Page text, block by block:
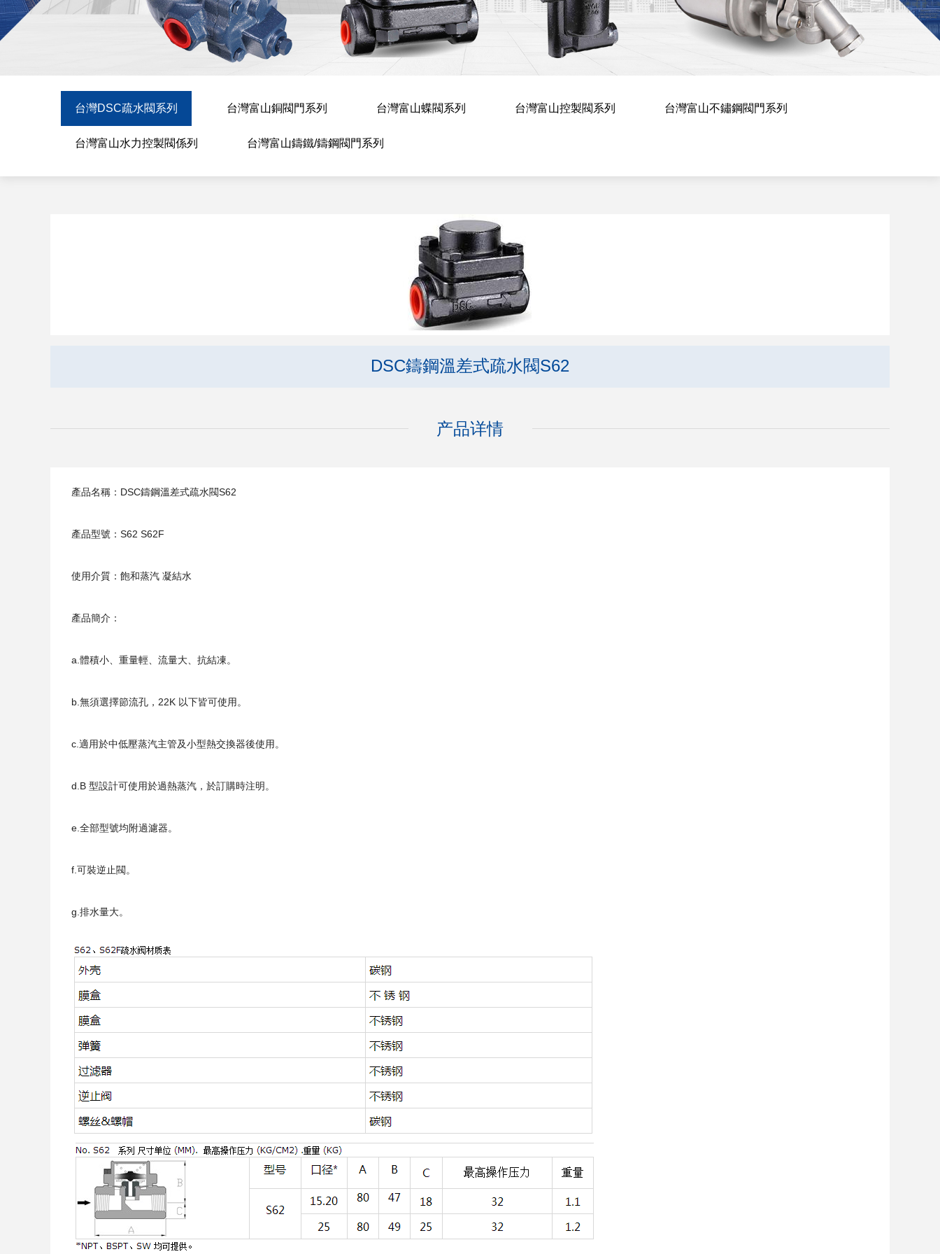
台灣DSC疏水閥系列 台灣富山銅閥門系列 台灣富山蝶閥系列 台灣富山控製閥系列 台灣富山不鏽鋼閥門系列
台灣富山水力控製閥係列 台灣富山鑄鐵/鑄鋼閥門系列
DSC鑄鋼溫差式疏水閥S62
产品详情
產品名稱：DSC鑄鋼溫差式疏水閥S62
產品型號：S62 S62F
使用介質：飽和蒸汽 凝結水
產品簡介：
a.體積小、重量輕、流量大、抗結凍。
b.無須選擇節流孔，22K 以下皆可使用。
c.適用於中低壓蒸汽主管及小型熱交換器後使用。
d.B 型設計可使用於過熱蒸汽，於訂購時注明。
e.全部型號均附過濾器。
f.可裝逆止閥。
g.排水量大。